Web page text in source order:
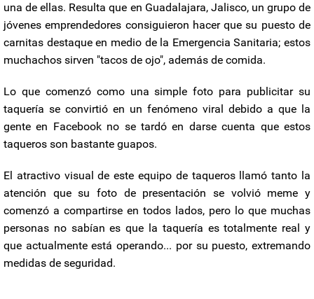
una de ellas. Resulta que en Guadalajara, Jalisco, un grupo de
jóvenes emprendedores consiguieron hacer que su puesto de
carnitas destaque en medio de la Emergencia Sanitaria; estos
muchachos sirven "tacos de ojo", además de comida.
Lo que comenzó como una simple foto para publicitar su
taquería se convirtió en un fenómeno viral debido a que la
gente en Facebook no se tardó en darse cuenta que estos
taqueros son bastante guapos.
El atractivo visual de este equipo de taqueros llamó tanto la
atención que su foto de presentación se volvió meme y
comenzó a compartirse en todos lados, pero lo que muchas
personas no sabían es que la taquería es totalmente real y
que actualmente está operando... por su puesto, extremando
medidas de seguridad.